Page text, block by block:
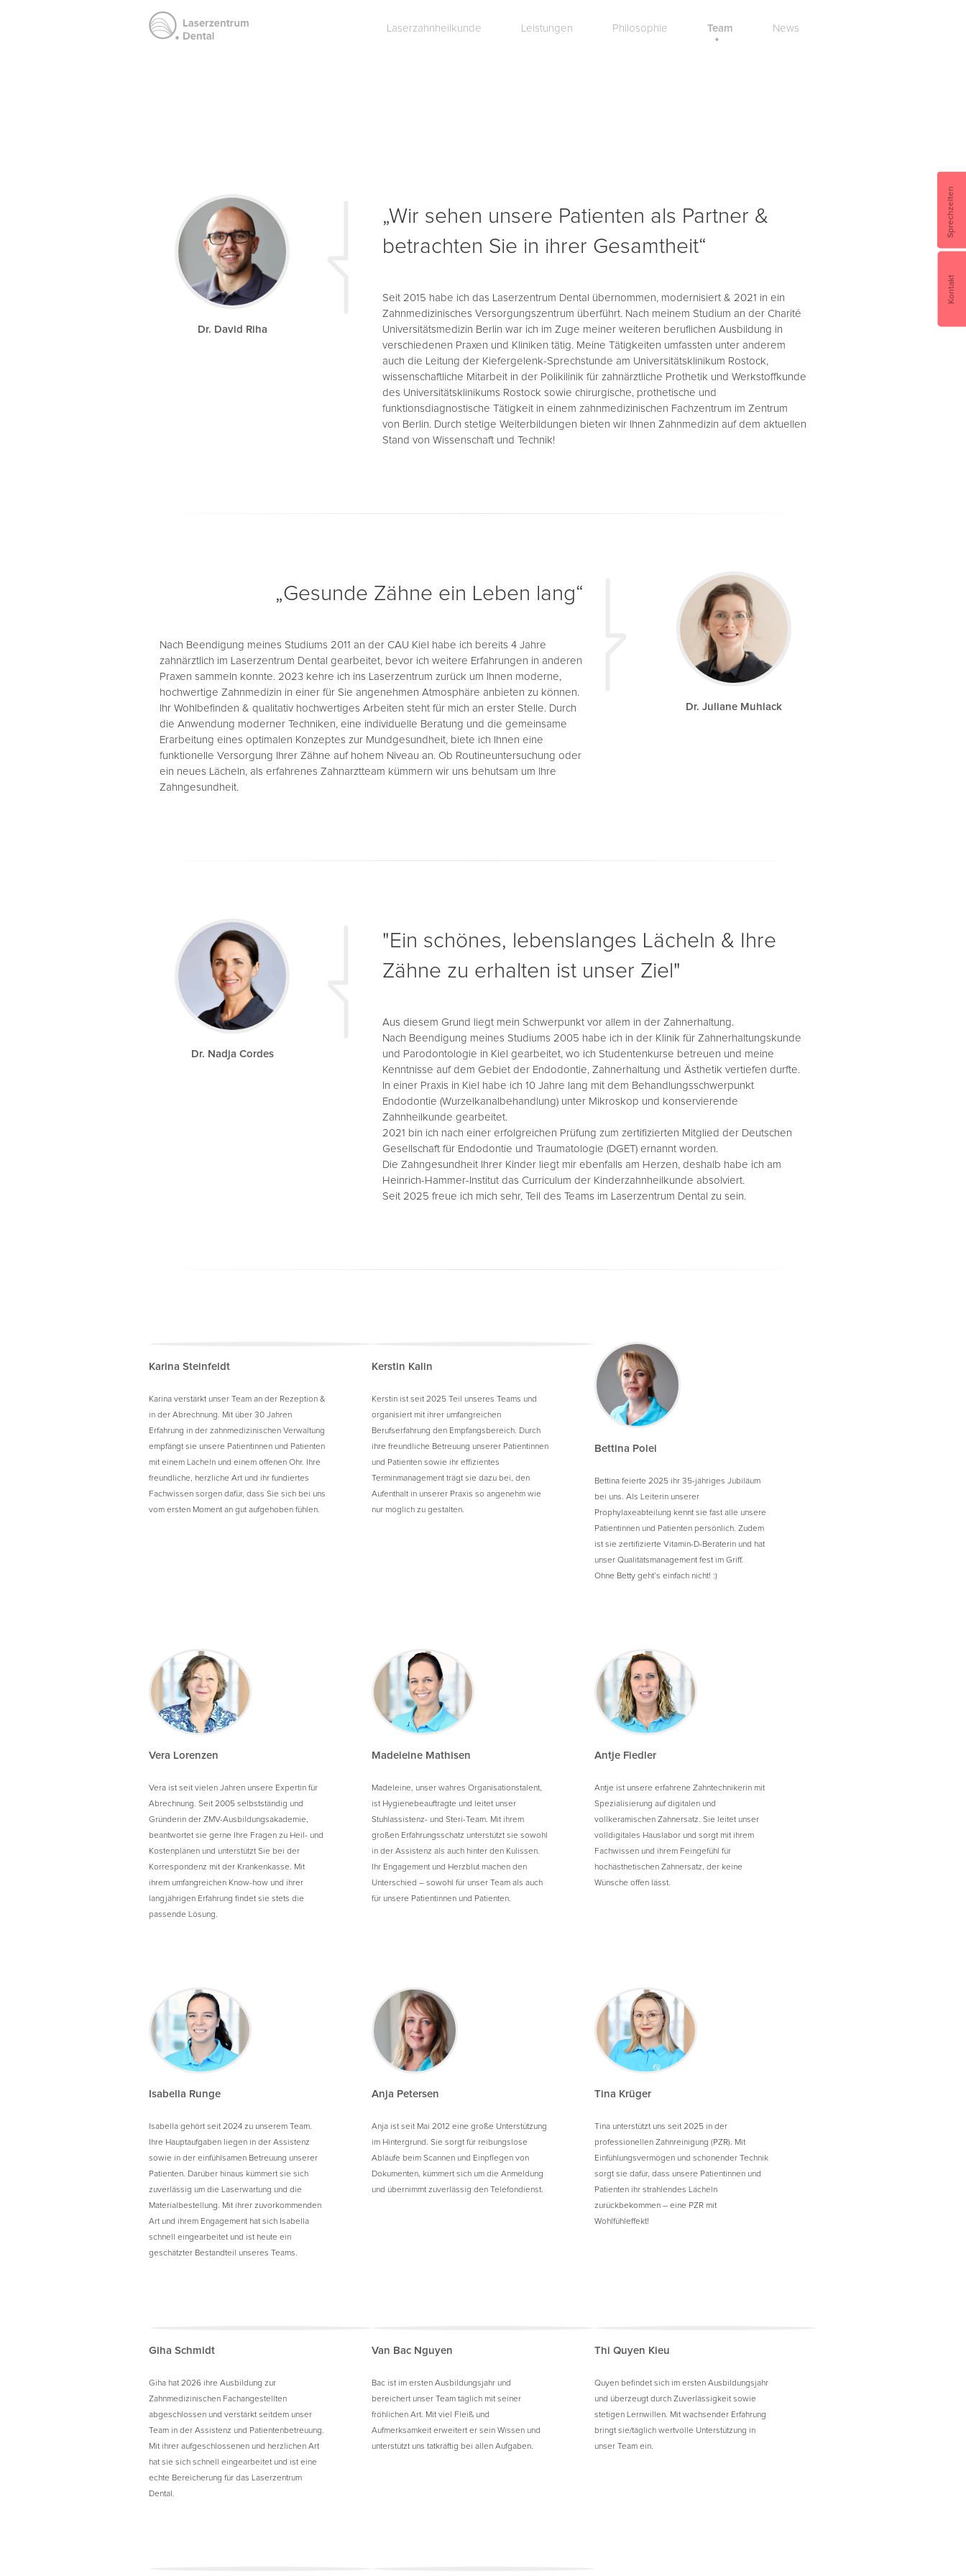
Sprechzeiten
Kontakt
Laserzahnheilkunde Leistungen Philosophie Team News
Dr. David Riha
„Wir sehen unsere Patienten als Partner &
betrachten Sie in ihrer Gesamtheit“
Seit 2015 habe ich das Laserzentrum Dental übernommen, modernisiert & 2021 in ein
Zahnmedizinisches Versorgungszentrum überführt. Nach meinem Studium an der Charité
Universitätsmedizin Berlin war ich im Zuge meiner weiteren beruflichen Ausbildung in
verschiedenen Praxen und Kliniken tätig. Meine Tätigkeiten umfassten unter anderem
auch die Leitung der Kiefergelenk-Sprechstunde am Universitätsklinikum Rostock,
wissenschaftliche Mitarbeit in der Polikilinik für zahnärztliche Prothetik und Werkstoffkunde
des Universitätsklinikums Rostock sowie chirurgische, prothetische und
funktionsdiagnostische Tätigkeit in einem zahnmedizinischen Fachzentrum im Zentrum
von Berlin. Durch stetige Weiterbildungen bieten wir Ihnen Zahnmedizin auf dem aktuellen
Stand von Wissenschaft und Technik!
Dr. Juliane Muhlack
„Gesunde Zähne ein Leben lang“
Nach Beendigung meines Studiums 2011 an der CAU Kiel habe ich bereits 4 Jahre
zahnärztlich im Laserzentrum Dental gearbeitet, bevor ich weitere Erfahrungen in anderen
Praxen sammeln konnte. 2023 kehre ich ins Laserzentrum zurück um Ihnen moderne,
hochwertige Zahnmedizin in einer für Sie angenehmen Atmosphäre anbieten zu können.
Ihr Wohlbefinden & qualitativ hochwertiges Arbeiten steht für mich an erster Stelle. Durch
die Anwendung moderner Techniken, eine individuelle Beratung und die gemeinsame
Erarbeitung eines optimalen Konzeptes zur Mundgesundheit, biete ich Ihnen eine
funktionelle Versorgung Ihrer Zähne auf hohem Niveau an. Ob Routineuntersuchung oder
ein neues Lächeln, als erfahrenes Zahnarztteam kümmern wir uns behutsam um Ihre
Zahngesundheit.
Dr. Nadja Cordes
"Ein schönes, lebenslanges Lächeln & Ihre
Zähne zu erhalten ist unser Ziel"
Aus diesem Grund liegt mein Schwerpunkt vor allem in der Zahnerhaltung.
Nach Beendigung meines Studiums 2005 habe ich in der Klinik für Zahnerhaltungskunde
und Parodontologie in Kiel gearbeitet, wo ich Studentenkurse betreuen und meine
Kenntnisse auf dem Gebiet der Endodontie, Zahnerhaltung und Ästhetik vertiefen durfte.
In einer Praxis in Kiel habe ich 10 Jahre lang mit dem Behandlungsschwerpunkt
Endodontie (Wurzelkanalbehandlung) unter Mikroskop und konservierende
Zahnheilkunde gearbeitet.
2021 bin ich nach einer erfolgreichen Prüfung zum zertifizierten Mitglied der Deutschen
Gesellschaft für Endodontie und Traumatologie (DGET) ernannt worden.
Die Zahngesundheit Ihrer Kinder liegt mir ebenfalls am Herzen, deshalb habe ich am
Heinrich-Hammer-Institut das Curriculum der Kinderzahnheilkunde absolviert.
Seit 2025 freue ich mich sehr, Teil des Teams im Laserzentrum Dental zu sein.
Karina Steinfeldt
Karina verstärkt unser Team an der Rezeption &
in der Abrechnung. Mit über 30 Jahren
Erfahrung in der zahnmedizinischen Verwaltung
empfängt sie unsere Patientinnen und Patienten
mit einem Lächeln und einem offenen Ohr. Ihre
freundliche, herzliche Art und ihr fundiertes
Fachwissen sorgen dafür, dass Sie sich bei uns
vom ersten Moment an gut aufgehoben fühlen.
Kerstin Kalin
Kerstin ist seit 2025 Teil unseres Teams und
organisiert mit ihrer umfangreichen
Berufserfahrung den Empfangsbereich. Durch
ihre freundliche Betreuung unserer Patientinnen
und Patienten sowie ihr effizientes
Terminmanagement trägt sie dazu bei, den
Aufenthalt in unserer Praxis so angenehm wie
nur möglich zu gestalten.
Bettina Polei
Bettina feierte 2025 ihr 35-jähriges Jubiläum
bei uns. Als Leiterin unserer
Prophylaxeabteilung kennt sie fast alle unsere
Patientinnen und Patienten persönlich. Zudem
ist sie zertifizierte Vitamin-D-Beraterin und hat
unser Qualitätsmanagement fest im Griff.
Ohne Betty geht’s einfach nicht! :)
Vera Lorenzen
Vera ist seit vielen Jahren unsere Expertin für
Abrechnung. Seit 2005 selbstständig und
Gründerin der ZMV-Ausbildungsakademie,
beantwortet sie gerne Ihre Fragen zu Heil- und
Kostenplänen und unterstützt Sie bei der
Korrespondenz mit der Krankenkasse. Mit
ihrem umfangreichen Know-how und ihrer
langjährigen Erfahrung findet sie stets die
passende Lösung.
Madeleine Mathisen
Madeleine, unser wahres Organisationstalent,
ist Hygienebeauftragte und leitet unser
Stuhlassistenz- und Steri-Team. Mit ihrem
großen Erfahrungsschatz unterstützt sie sowohl
in der Assistenz als auch hinter den Kulissen.
Ihr Engagement und Herzblut machen den
Unterschied – sowohl für unser Team als auch
für unsere Patientinnen und Patienten.
Antje Fiedler
Antje ist unsere erfahrene Zahntechnikerin mit
Spezialisierung auf digitalen und
vollkeramischen Zahnersatz. Sie leitet unser
volldigitales Hauslabor und sorgt mit ihrem
Fachwissen und ihrem Feingefühl für
hochästhetischen Zahnersatz, der keine
Wünsche offen lässt.
Isabella Runge
Isabella gehört seit 2024 zu unserem Team.
Ihre Hauptaufgaben liegen in der Assistenz
sowie in der einfühlsamen Betreuung unserer
Patienten. Darüber hinaus kümmert sie sich
zuverlässig um die Laserwartung und die
Materialbestellung. Mit ihrer zuvorkommenden
Art und ihrem Engagement hat sich Isabella
schnell eingearbeitet und ist heute ein
geschätzter Bestandteil unseres Teams.
Anja Petersen
Anja ist seit Mai 2012 eine große Unterstützung
im Hintergrund. Sie sorgt für reibungslose
Abläufe beim Scannen und Einpflegen von
Dokumenten, kümmert sich um die Anmeldung
und übernimmt zuverlässig den Telefondienst.
Tina Krüger
Tina unterstützt uns seit 2025 in der
professionellen Zahnreinigung (PZR). Mit
Einfühlungsvermögen und schonender Technik
sorgt sie dafür, dass unsere Patientinnen und
Patienten ihr strahlendes Lächeln
zurückbekommen – eine PZR mit
Wohlfühleffekt!
Giha Schmidt
Giha hat 2026 ihre Ausbildung zur
Zahnmedizinischen Fachangestellten
abgeschlossen und verstärkt seitdem unser
Team in der Assistenz und Patientenbetreuung.
Mit ihrer aufgeschlossenen und herzlichen Art
hat sie sich schnell eingearbeitet und ist eine
echte Bereicherung für das Laserzentrum
Dental.
Van Bac Nguyen
Bac ist im ersten Ausbildungsjahr und
bereichert unser Team täglich mit seiner
fröhlichen Art. Mit viel Fleiß und
Aufmerksamkeit erweitert er sein Wissen und
unterstützt uns tatkräftig bei allen Aufgaben.
Thi Quyen Kieu
Quyen befindet sich im ersten Ausbildungsjahr
und überzeugt durch Zuverlässigkeit sowie
stetigen Lernwillen. Mit wachsender Erfahrung
bringt sie/täglich wertvolle Unterstützung in
unser Team ein.